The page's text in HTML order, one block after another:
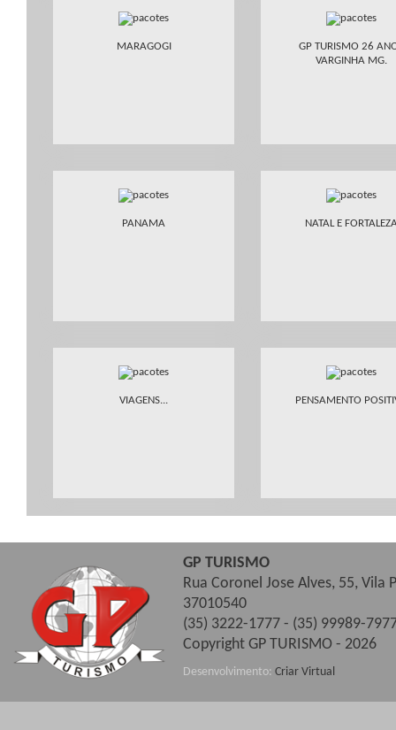
MARAGOGI
GP TURISMO 26
VARGINHA MG.
PANAMA NATAL E
VIAGENS... PENSAMENTO
GP TURISMO
Rua Coronel Jose Alves, 55, Vila
37010540
(35) 3222-1777 - (35) 99989-
Copyright GP TURISMO - 2026
Desenvolvimento: Criar Virtual